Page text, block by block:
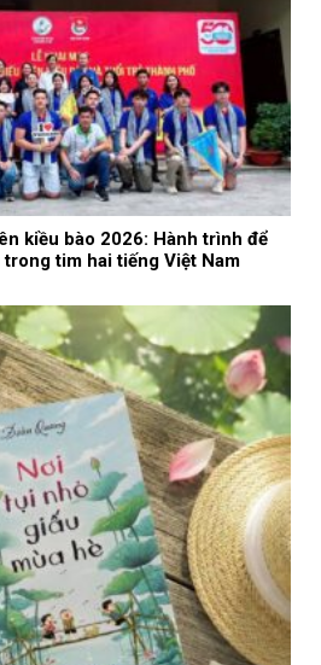
kiều bào 2026: Hành trình để
tim hai tiếng Việt Nam